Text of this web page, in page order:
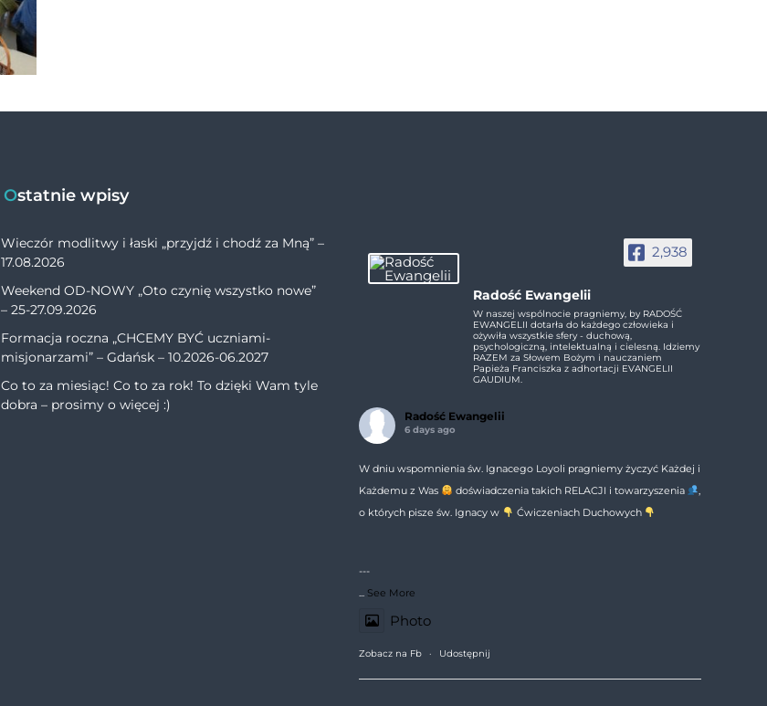
Ostatnie wpisy
Wieczór modlitwy i łaski „przyjdź i chodź za Mną” –
17.08.2026
Weekend OD-NOWY „Oto czynię wszystko nowe”
– 25-27.09.2026
Formacja roczna „CHCEMY BYĆ uczniami-
misjonarzami” – Gdańsk – 10.2026-06.2027
Co to za miesiąc! Co to za rok! To dzięki Wam tyle
dobra – prosimy o więcej :)
2,938
Radość Ewangelii
W naszej wspólnocie pragniemy, by RADOŚĆ
EWANGELII dotarła do każdego człowieka i
ożywiła wszystkie sfery - duchową,
psychologiczną, intelektualną i cielesną. Idziemy
RAZEM za Słowem Bożym i nauczaniem
Papieża Franciszka z adhortacji EVANGELII
GAUDIUM.
Radość Ewangelii
6 days ago
W dniu wspomnienia św. Ignacego Loyoli pragniemy życzyć Każdej i
Każdemu z Was
doświadczenia takich RELACJI i towarzyszenia
,
o których pisze św. Ignacy w
Ćwiczeniach Duchowych
---
... See More
Photo
Zobacz na Fb · Udostępnij